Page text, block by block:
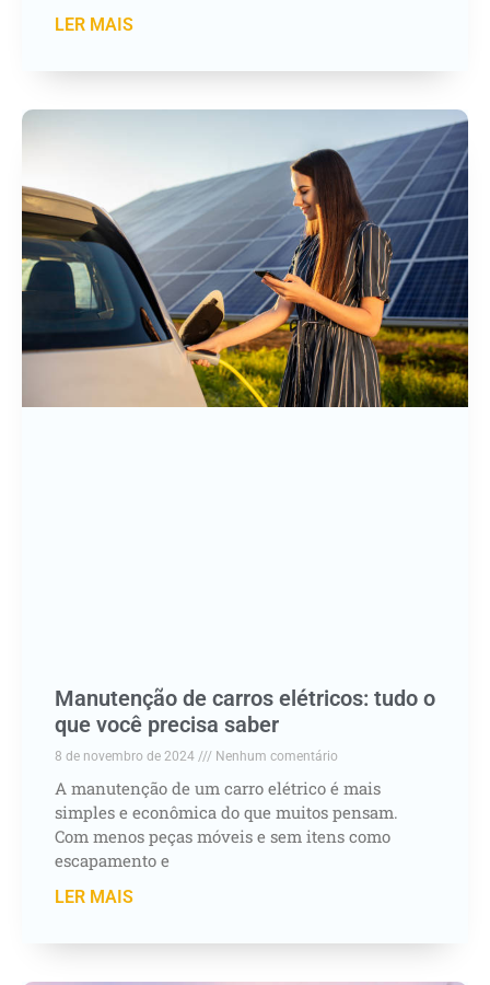
LER MAIS
Manutenção de carros elétricos: tudo o
que você precisa saber
8 de novembro de 2024 Nenhum comentário
A manutenção de um carro elétrico é mais
simples e econômica do que muitos pensam.
Com menos peças móveis e sem itens como
escapamento e
LER MAIS